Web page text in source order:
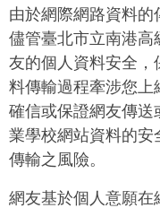
由於網際網路資料的
儘管臺北市立南港高
友的個人資料安全，
料傳輸過程牽涉您
確信或保證網友傳
業學校網站資料的
傳輸之風險。
網友基於個人意願